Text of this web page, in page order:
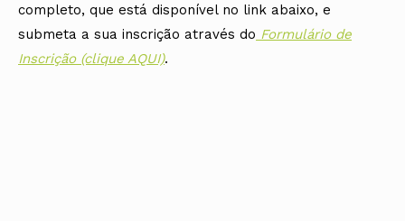
completo, que está disponível no link abaixo, e
submeta a sua inscrição através do Formulário de
Inscrição (clique AQUI).